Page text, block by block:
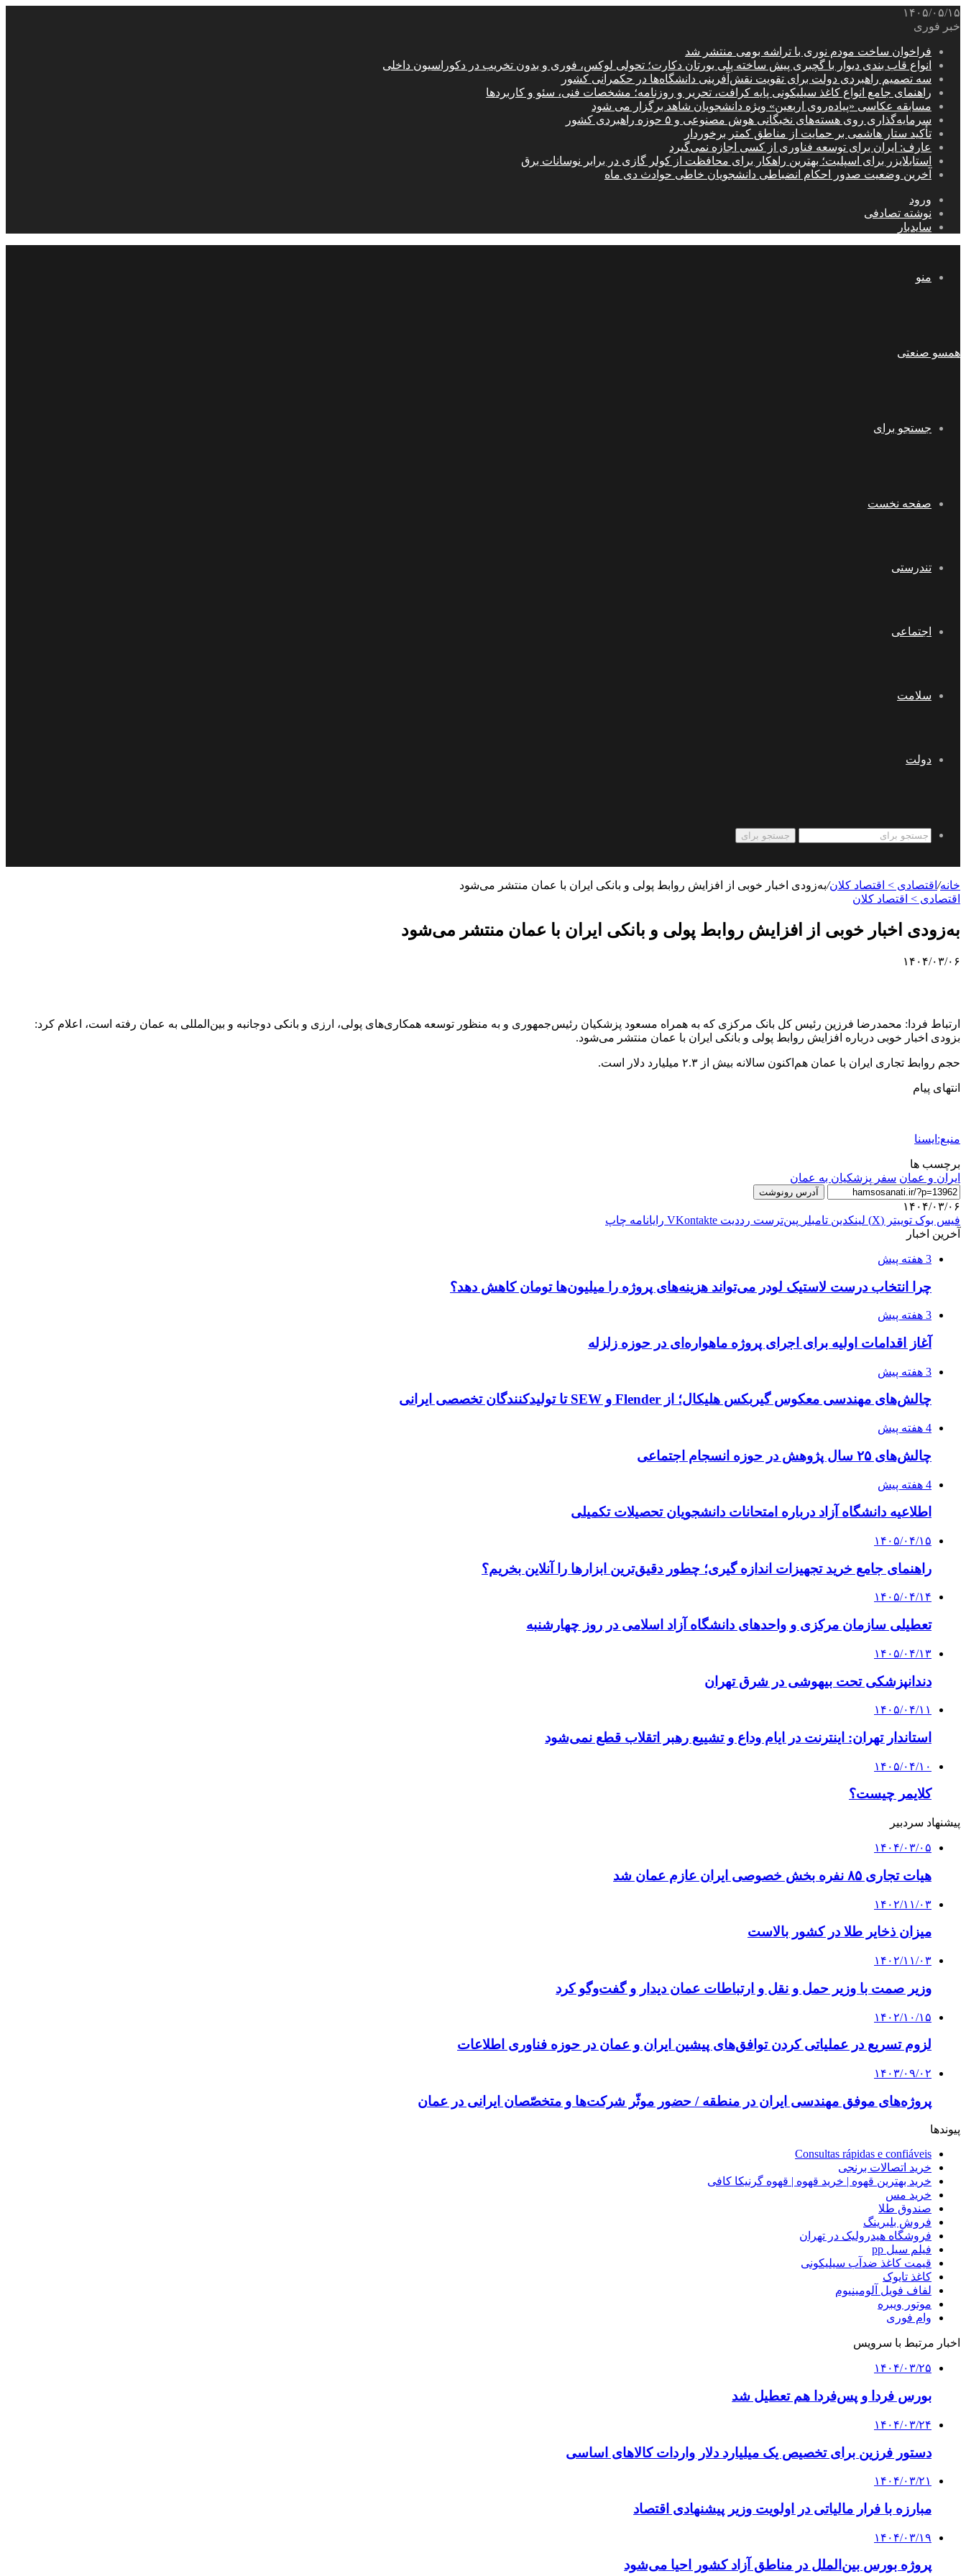
۱۴۰۵/۰۵/۱۵
خبر فوری
فراخوان ساخت مودم نوری با تراشه بومی منتشر شد
انواع قاب بندی دیوار با گچبری پیش ساخته پلی یورتان دکارت؛ تحولی لوکس، فوری و بدون تخریب در دکوراسیون داخلی
سه تصمیم راهبردی دولت برای تقویت نقش‌آفرینی دانشگاه‌ها در حکمرانی کشور
راهنمای جامع انواع کاغذ سیلیکونی پایه کرافت، تحریر و روزنامه؛ مشخصات فنی، سئو و کاربردها
مسابقه عکاسی «پیاده‌روی اربعین» ویژه دانشجویان شاهد برگزار می شود
سرمایه‌گذاری روی هسته‌های نخبگانی هوش مصنوعی و ۵ حوزه راهبردی کشور
تأکید ستار هاشمی بر حمایت از مناطق کمتر برخوردار
عارف: ایران برای توسعه فناوری از کسی اجازه نمی‌گیرد
استابلایزر برای اسپلیت؛ بهترین راهکار برای محافظت از کولر گازی در برابر نوسانات برق
آخرین وضعیت صدور احکام انضباطی دانشجویان خاطی حوادث دی ماه
ورود
نوشته تصادفی
سایدبار
منو
همسو صنعتی
جستجو برای
صفحه نخست
تندرستی
اجتماعی
سلامت
دولت
جستجو برای
خانه/ اقتصادی > اقتصاد کلان/به‌زودی اخبار خوبی از افزایش روابط پولی و بانکی ایران با عمان منتشر می‌شود
اقتصادی > اقتصاد کلان
به‌زودی اخبار خوبی از افزایش روابط پولی و بانکی ایران با عمان منتشر می‌شود
۱۴۰۴/۰۳/۰۶
ارتباط فردا: محمدرضا فرزین رئیس کل بانک مرکزی که به همراه مسعود پزشکیان رئیس‌جمهوری و به منظور توسعه همکاری‌های پولی، ارزی و بانکی دوجانبه و بین‌المللی به عمان رفته است، اعلام کرد:
بزودی اخبار خوبی درباره افزایش روابط پولی و بانکی ایران با عمان منتشر می‌شود.
حجم روابط تجاری ایران با عمان هم‌اکنون سالانه بیش از ۲.۳ میلیارد دلار است.
انتهای پیام
منبع:ایسنا
برچسب ها
ایران و عمان سفر پزشکیان به عمان
آدرس رونوشت
۱۴۰۴/۰۳/۰۶
فیس بوک توییتر (X) لینکدین ‫تامبلر ‫پین‌ترست ‫رددیت ‫VKontakte رایانامه چاپ
آخرین اخبار
3 هفته پیش
چرا انتخاب درست لاستیک لودر می‌تواند هزینه‌های پروژه را میلیون‌ها تومان کاهش دهد؟
3 هفته پیش
آغاز اقدامات اولیه برای اجرای پروژه ماهواره‌ای در حوزه زلزله
3 هفته پیش
چالش‌های مهندسی معکوس گیربکس هلیکال؛ از Flender و SEW تا تولیدکنندگان تخصصی ایرانی
4 هفته پیش
چالش‌های ۲۵ سال پژوهش در حوزه انسجام اجتماعی
4 هفته پیش
اطلاعیه دانشگاه آزاد درباره امتحانات دانشجویان تحصیلات تکمیلی
۱۴۰۵/۰۴/۱۵
راهنمای جامع خرید تجهیزات اندازه گیری؛ چطور دقیق‌ترین ابزارها را آنلاین بخریم؟
۱۴۰۵/۰۴/۱۴
تعطیلی سازمان مرکزی و واحدهای دانشگاه آزاد اسلامی در روز چهارشنبه
۱۴۰۵/۰۴/۱۳
دندانپزشکی تحت بیهوشی در شرق تهران
۱۴۰۵/۰۴/۱۱
استاندار تهران: اینترنت در ایام وداع و تشییع رهبر اتقلاب قطع نمی‌شود
۱۴۰۵/۰۴/۱۰
کلایمر چیست؟
پیشنهاد سردبیر
۱۴۰۴/۰۳/۰۵
هیات تجاری ۸۵ نفره بخش خصوصی ایران عازم عمان شد
۱۴۰۲/۱۱/۰۳
میزان ذخایر طلا در کشور بالاست
۱۴۰۲/۱۱/۰۳
وزیر صمت با وزیر حمل و نقل و ارتباطات عمان دیدار و گفت‌وگو کرد
۱۴۰۲/۱۰/۱۵
لزوم تسریع در عملیاتی کردن توافق‌های پیشین ایران و عمان در حوزه فناوری اطلاعات
۱۴۰۳/۰۹/۰۲
پروژه‌های موفق مهندسی ایران در منطقه / حضور موثّر شرکت‌ها و متخصّصان ایرانی در عمان
پیوندها
Consultas rápidas e confiáveis
خرید اتصالات برنجی
خرید بهترین قهوه | خرید قهوه | قهوه گرنیکا کافی
خرید مس
صندوق طلا
فروش بلبرینگ
فروشگاه هیدرولیک در تهران
فیلم سیل pp
قیمت کاغذ ضدآب سیلیکونی
کاغذ تایوک
لفاف فویل آلومینیوم
موتور ویبره
وام فوری
اخبار مرتبط با سرویس
۱۴۰۴/۰۳/۲۵
بورس‌ فردا و پس‌فردا هم تعطیل شد
۱۴۰۴/۰۳/۲۴
دستور فرزین برای تخصیص یک میلیارد دلار واردات کالاهای اساسی
۱۴۰۴/۰۳/۲۱
مبارزه با فرار مالیاتی در اولویت وزیر پیشنهادی اقتصاد
۱۴۰۴/۰۳/۱۹
پروژه بورس بین‌الملل در مناطق آزاد کشور احیا می‌شود